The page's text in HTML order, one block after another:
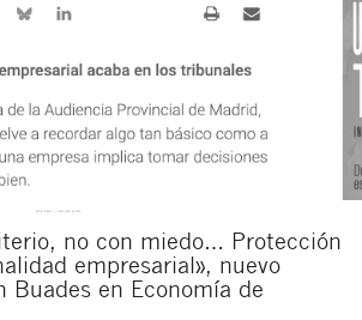
no con miedo… Protección
empresarial», nuevo
Buades en Economía de